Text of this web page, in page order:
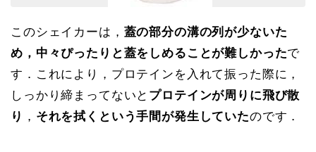
このシェイカーは， 蓋の部分の溝の列が少ないた
め，中々ぴったりと蓋をしめることが難しかったで
す．これにより，プロテインを入れて振った際に，
しっかり締まってないと プロテインが周りに飛び散
り ， それを拭くという手間が発生していたのです．